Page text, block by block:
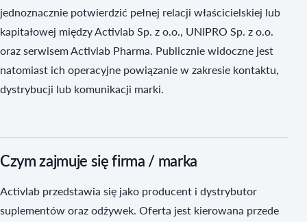
jednoznacznie potwierdzić pełnej relacji właścicielskiej lub
kapitałowej między Activlab Sp. z o.o., UNIPRO Sp. z o.o.
oraz serwisem Activlab Pharma. Publicznie widoczne jest
natomiast ich operacyjne powiązanie w zakresie kontaktu,
dystrybucji lub komunikacji marki.
Czym zajmuje się firma / marka
Activlab przedstawia się jako producent i dystrybutor
suplementów oraz odżywek. Oferta jest kierowana przede